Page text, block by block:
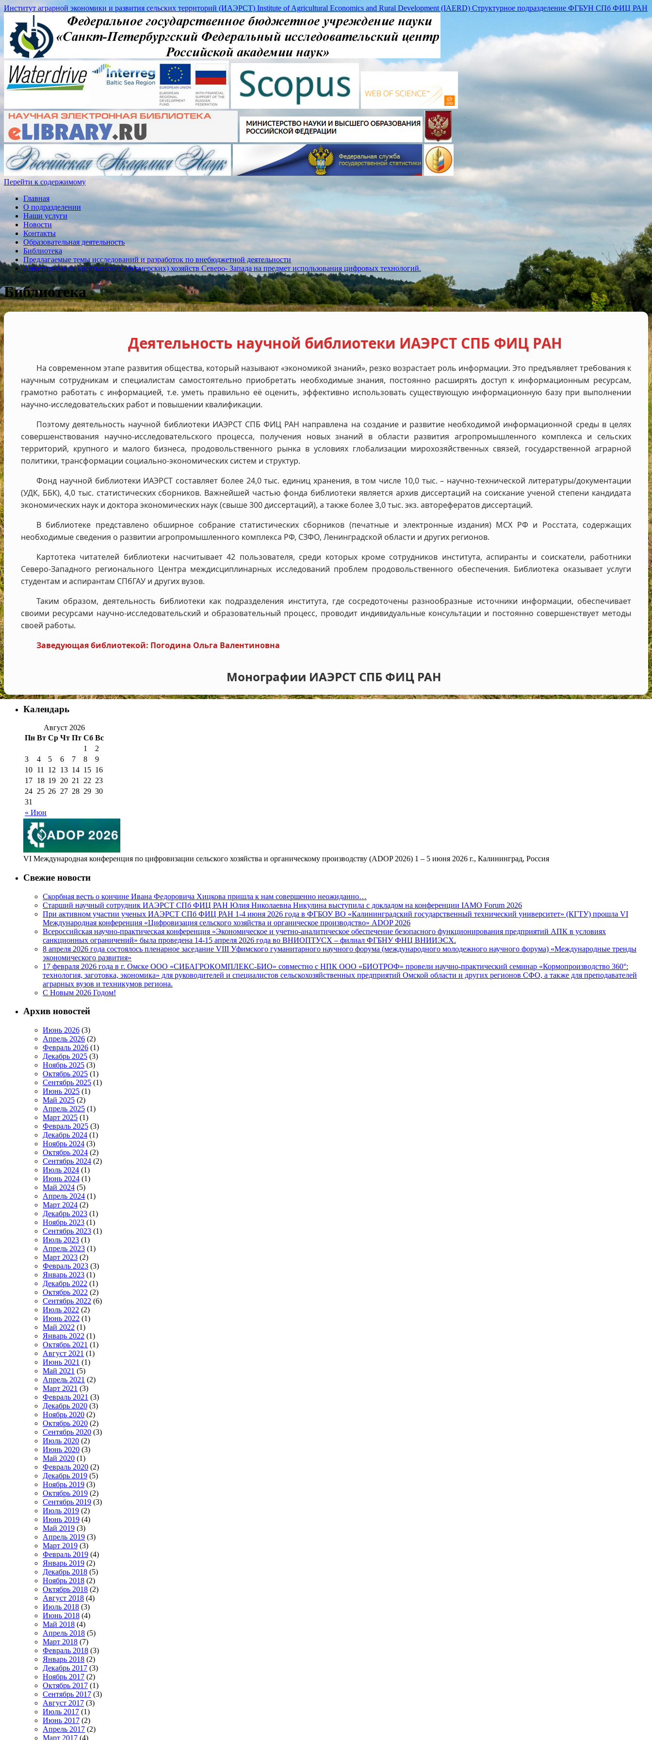
Институт аграрной экономики и развития сельских территорий (ИАЭРСТ) Institute of Agricultural Economics and Rural Development (IAERD) Структурное подразделение ФГБУН СПб ФИЦ РАН
Перейти к содержимому
Главная
О подразделении
Наши услуги
Новости
Контакты
Образовательная деятельность
Библиотека
Предлагаемые темы исследований и разработок по внебюджетной деятельности
Анкетирование крестьянских (фермерских) хозяйств Северо- Запада на предмет использования цифровых технологий.
Библиотека
Деятельность научной библиотеки ИАЭРСТ СПБ ФИЦ РАН
На современном этапе развития общества, который называют «экономикой знаний», резко возрастает роль информации. Это предъявляет требования к
научным сотрудникам и специалистам самостоятельно приобретать необходимые знания, постоянно расширять доступ к информационным ресурсам,
грамотно работать с информацией, т.е. уметь правильно её оценить, эффективно использовать существующую информационную базу при выполнении
научно‑исследовательских работ и повышении квалификации.
Поэтому деятельность научной библиотеки ИАЭРСТ СПБ ФИЦ РАН направлена на создание и развитие необходимой информационной среды в целях
совершенствования научно‑исследовательского процесса, получения новых знаний в области развития агропромышленного комплекса и сельских
территорий, крупного и малого бизнеса, продовольственного рынка в условиях глобализации мирохозяйственных связей, государственной аграрной
политики, трансформации социально‑экономических систем и структур.
Фонд научной библиотеки ИАЭРСТ составляет более 24,0 тыс. единиц хранения, в том числе 10,0 тыс. – научно‑технической литературы/документации
(УДК, ББК), 4,0 тыс. статистических сборников. Важнейшей частью фонда библиотеки является архив диссертаций на соискание ученой степени кандидата
экономических наук и доктора экономических наук (свыше 300 диссертаций), а также более 3,0 тыс. экз. авторефератов диссертаций.
В библиотеке представлено обширное собрание статистических сборников (печатные и электронные издания) МСХ РФ и Росстата, содержащих
необходимые сведения о развитии агропромышленного комплекса РФ, СЗФО, Ленинградской области и других регионов.
Картотека читателей библиотеки насчитывает 42 пользователя, среди которых кроме сотрудников института, аспиранты и соискатели, работники
Северо‑Западного регионального Центра междисциплинарных исследований проблем продовольственного обеспечения. Библиотека оказывает услуги
студентам и аспирантам СПбГАУ и других вузов.
Таким образом, деятельность библиотеки как подразделения института, где сосредоточены разнообразные источники информации, обеспечивает
своими ресурсами научно‑исследовательский и образовательный процесс, проводит индивидуальные консультации и постоянно совершенствует методы
своей работы.
Заведующая библиотекой: Погодина Ольга Валентиновна
Монографии ИАЭРСТ СПБ ФИЦ РАН
Календарь
Август 2026
Пн Вт Ср Чт Пт Сб Вс
« Июн
1
2
3
4 5 6 7 8
9
10 11 12 13 14 15 16
17 18 19 20 21 22 23
24 25 26 27 28 29 30
31
VI Международная конференция по цифровизации сельского хозяйства и органическому производству (ADOP 2026) 1 – 5 июня 2026 г., Калининград, Россия
Свежие новости
Скорбная весть о кончине Ивана Федоровича Хицкова пришла к нам совершенно неожиданно…
Старший научный сотрудник ИАЭРСТ СПб ФИЦ РАН Юлия Николаевна Никулина выступила с докладом на конференции IAMO Forum 2026
При активном участии ученых ИАЭРСТ СПб ФИЦ РАН 1-4 июня 2026 года в ФГБОУ ВО «Калининградский государственный технический университет» (КГТУ) прошла VI
Международная конференция «Цифровизация сельского хозяйства и органическое производство» ADOP 2026
Всероссийская научно-практическая конференция «Экономическое и учетно-аналитическое обеспечение безопасного функционирования предприятий АПК в условиях
санкционных ограничений» была проведена 14-15 апреля 2026 года во ВНИОПТУСХ – филиал ФГБНУ ФНЦ ВНИИЭСХ.
8 апреля 2026 года состоялось пленарное заседание VIII Уфимского гуманитарного научного форума (международного молодежного научного форума) «Международные тренды
экономического развития»
17 февраля 2026 года в г. Омске ООО «СИБАГРОКОМПЛЕКС-БИО» совместно с НПК ООО «БИОТРОФ» провели научно-практический семинар «Кормопроизводство 360°:
технология, заготовка, экономика» для руководителей и специалистов сельскохозяйственных предприятий Омской области и других регионов СФО, а также для преподавателей
аграрных вузов и техникумов региона.
C Новым 2026 Годом!
Архив новостей
Июнь 2026 (3)
Апрель 2026 (2)
Февраль 2026 (1)
Декабрь 2025 (3)
Ноябрь 2025 (3)
Октябрь 2025 (1)
Сентябрь 2025 (1)
Июнь 2025 (1)
Май 2025 (2)
Апрель 2025 (1)
Март 2025 (1)
Февраль 2025 (3)
Декабрь 2024 (1)
Ноябрь 2024 (3)
Октябрь 2024 (2)
Сентябрь 2024 (2)
Июль 2024 (1)
Июнь 2024 (1)
Май 2024 (5)
Апрель 2024 (1)
Март 2024 (2)
Декабрь 2023 (1)
Ноябрь 2023 (1)
Сентябрь 2023 (1)
Июль 2023 (1)
Апрель 2023 (1)
Март 2023 (2)
Февраль 2023 (3)
Январь 2023 (1)
Декабрь 2022 (1)
Октябрь 2022 (2)
Сентябрь 2022 (6)
Июль 2022 (2)
Июнь 2022 (1)
Май 2022 (1)
Январь 2022 (1)
Октябрь 2021 (1)
Август 2021 (1)
Июнь 2021 (1)
Май 2021 (5)
Апрель 2021 (2)
Март 2021 (3)
Февраль 2021 (3)
Декабрь 2020 (3)
Ноябрь 2020 (2)
Октябрь 2020 (2)
Сентябрь 2020 (3)
Июль 2020 (2)
Июнь 2020 (3)
Май 2020 (1)
Февраль 2020 (2)
Декабрь 2019 (5)
Ноябрь 2019 (3)
Октябрь 2019 (2)
Сентябрь 2019 (3)
Июль 2019 (2)
Июнь 2019 (4)
Май 2019 (3)
Апрель 2019 (3)
Март 2019 (3)
Февраль 2019 (4)
Январь 2019 (2)
Декабрь 2018 (5)
Ноябрь 2018 (2)
Октябрь 2018 (2)
Август 2018 (4)
Июль 2018 (3)
Июнь 2018 (4)
Май 2018 (4)
Апрель 2018 (5)
Март 2018 (7)
Февраль 2018 (3)
Январь 2018 (2)
Декабрь 2017 (3)
Ноябрь 2017 (2)
Октябрь 2017 (1)
Сентябрь 2017 (3)
Август 2017 (3)
Июль 2017 (1)
Июнь 2017 (2)
Апрель 2017 (2)
Март 2017 (4)